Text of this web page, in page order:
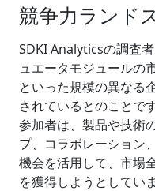
競争力ランド
SDKI Analyticsの調査
ュエータモジュールの
といった規模の異なる
されているとのことで
参加者は、製品や技術
プ、コラボレーション
機会を活用して、市場
を獲得しようとしていま